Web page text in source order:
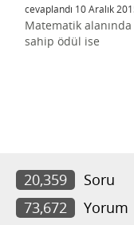
cevaplandı 10 Aralık
Matematik
sahip ödül ise
20,359 Soru
73,672
Yorum